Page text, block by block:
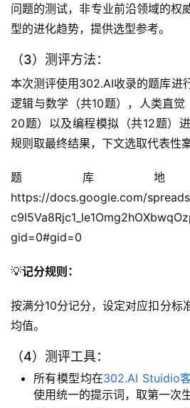
问题的测试，非专业前沿领域的权
型的进化趋势，提供选型参考。
（3）测评方法：
本次测评使用302.AI收录的题库进
逻辑与数学（共10题），人类直
20题）以及编程模拟（共12题）
规则取最终结果，下文选取代表性
题库地
https://docs.google.com/
gid=0#gid=0
💡记分规则：
按满分10分记分，设定对应扣分标
均值。
（4）测评工具：
所有模型均在302.AI Stuidio
使用统一的提示词，取第一次